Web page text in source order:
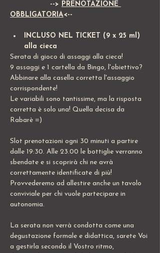
	  	-->
PRENOTAZIONE
OBBLIGATORIA<--
INCLUSO NEL TICKET (9 x 25 ml)
alla cieca
Serata di gioco di assaggi alla cieca!
9 assaggi e 1 cartella da Bingo, l'obiettivo?
Abbinare alla casella corretta l'assaggio
corrispondente!
Le variabili sono tantissime, ma la risposta
corretta è solo una! Quella decisa da
Rabarè =)
Slot prenotazioni ogni 30 minuti a partire
dalle 19:30. Alle 23.00 le bottiglie verranno
sbendate e si scoprirà chi ne avrà
correttamente identificate di più!
Provvederemo ad allestire anche un tavolo
conviviale per chi vuole partecipare in
autonomia.
La serata non verrà condotta come una
degustazione formale e didattica, sarete Voi
a gestirla secondo il Vostro ritmo,